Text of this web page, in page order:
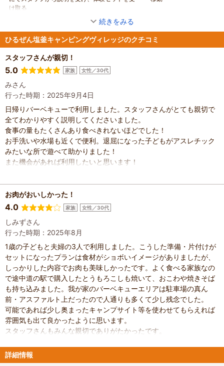
け取る
続きをみる
ひるぜん塩釜キャンピングヴィレッジのクチコミ
スタッフさんが親切！
5.0 家族 女性／30代
みさん
行った時期：2025年9月4日
日帰りバーベキューで利用しました。スタッフさんがとても親切で
全てわかりやすく説明してくださいました。
食事の量もたくさんあり食べきれないほどでした！
お手洗いや水場も近くで便利。退屈になった子どもがアスレチック
みたいな所で遊べて助かりました！
また機会があれば利用したいと思います！
お肉がおいしかった！
4.0 家族 女性／30代
しみずさん
行った時期：2025年8月
1歳の子どもと夫婦の3人で利用しました。こうした準備・片付けが
セットになったプランは食材がショボいイメージがありましたが、
しっかりした内容でお肉も美味しかったです。よく食べる家族なの
で途中道の駅で購入したとうもろこしも焼いて、おこわや焼きそば
も持ち込みました。我が家のバーベキューエリアは駐車場の真ん
前・アスファルト上だったので人通りも多くて少し残念でした。
可能であれば少し奥まったキャンプサイト等を使わせてもらえれば
雰囲気も出て良かったように思います。
スタッフさんもみんな親切でありがたかったです。
詳細情報